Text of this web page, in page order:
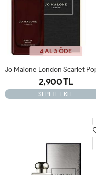
4 AL 3 ÖDE
2,900 TL
SEPETE EKLE